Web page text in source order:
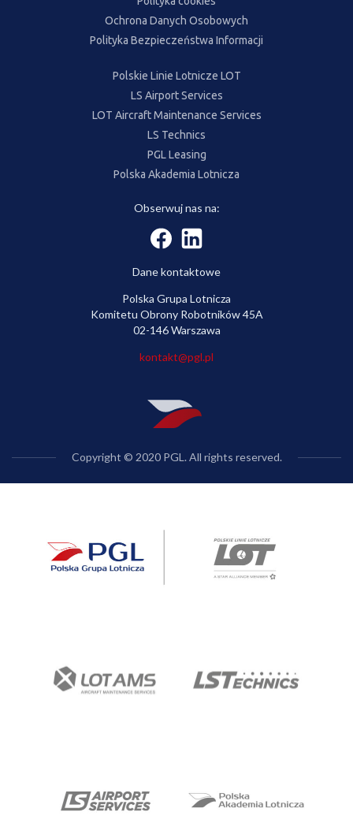
Ochrona Danych Osobowych
Polityka Bezpieczeństwa Informacji
Polskie Linie Lotnicze LOT
LS Airport Services
LOT Aircraft Maintenance Services
LS Technics
PGL Leasing
Polska Akademia Lotnicza
Obserwuj nas na:
Dane kontaktowe
Polska Grupa Lotnicza
Komitetu Obrony Robotników 45A
02-146 Warszawa
kontakt@pgl.pl
Copyright © 2020 PGL. All rights reserved.